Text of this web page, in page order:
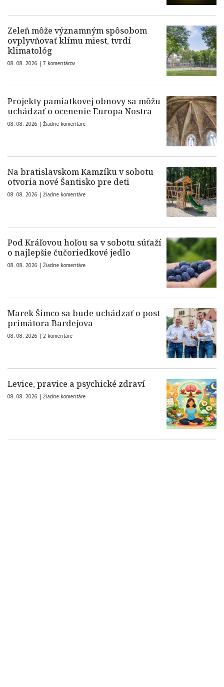
Zeleň môže významným spôsobom
ovplyvňovať klímu miest, tvrdí
klimatológ
08. 08. 2026 | 7 komentárov
Projekty pamiatkovej obnovy sa môžu
uchádzať o ocenenie Europa Nostra
08. 08. 2026 | Žiadne komentáre
Na bratislavskom Kamzíku v sobotu
otvoria nové Šantisko pre deti
08. 08. 2026 | Žiadne komentáre
Pod Kráľovou hoľou sa v sobotu súťaží
o najlepšie čučoriedkové jedlo
08. 08. 2026 | Žiadne komentáre
Marek Šimco sa bude uchádzať o post
primátora Bardejova
08. 08. 2026 | 2 komentáre
Levice, pravice a psychické zdraví
08. 08. 2026 | Žiadne komentáre